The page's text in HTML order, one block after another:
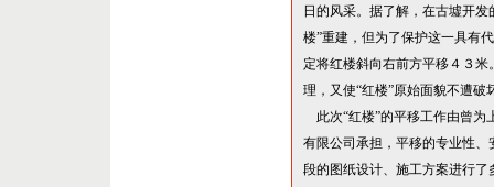
日的风采。据了解，在古墟开
楼”重建，但为了保护这一具有
定将红楼斜向右前方平移４ ３米
理，又使“红楼”原始面貌不遭破
此次“红楼”的平移工作由曾为
有限公司承担，平移的专业性
段的图纸设计、施工方案进行